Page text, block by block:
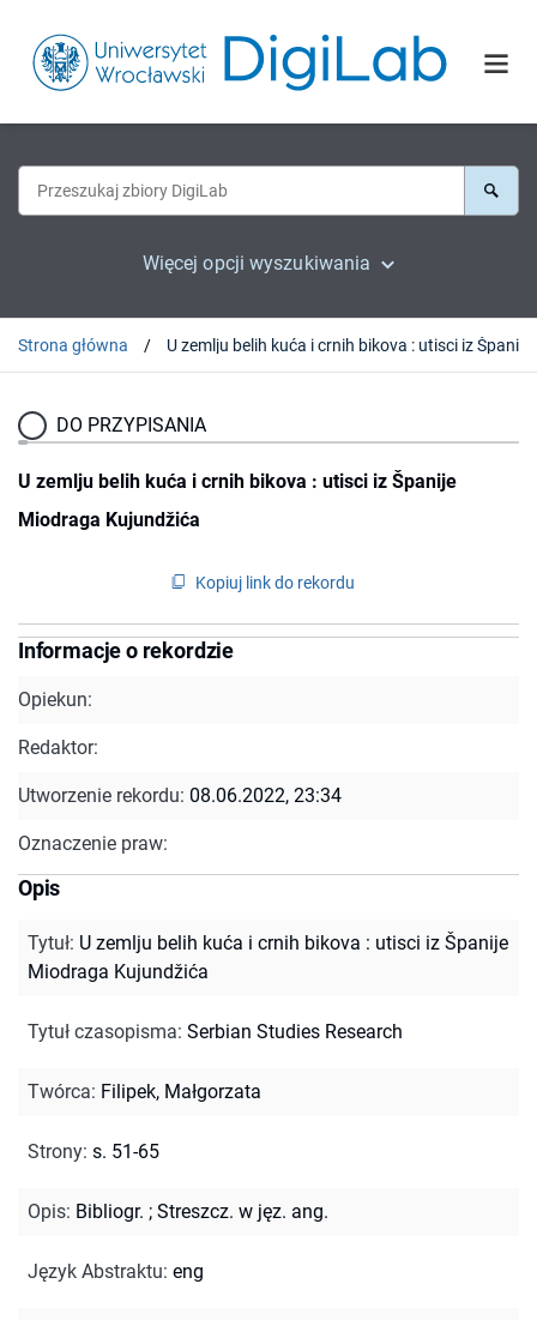
Więcej opcji wyszukiwania
Strona główna
DO PRZYPISANIA
U zemlju belih kuća i crnih bikova : utisci iz Španije
Miodraga Kujundžića
Kopiuj link do rekordu
Informacje o rekordzie
Opiekun:
Redaktor:
Utworzenie rekordu: 08.06.2022, 23:34
Oznaczenie praw:
Opis
Tytuł: U zemlju belih kuća i crnih bikova : utisci iz Španije
Miodraga Kujundžića
Tytuł czasopisma: Serbian Studies Research
Twórca: Filipek, Małgorzata
Strony: s. 51-65
Opis: Bibliogr. ; Streszcz. w jęz. ang.
Język Abstraktu: eng